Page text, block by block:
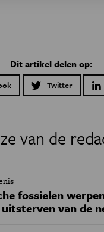
Dit artikel delen op:
Twitter
van de
fossielen
van de